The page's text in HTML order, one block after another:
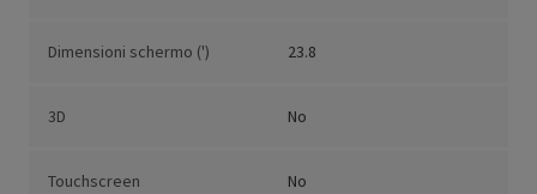
Dimensioni schermo (') 23.8
3D No
Touchscreen No